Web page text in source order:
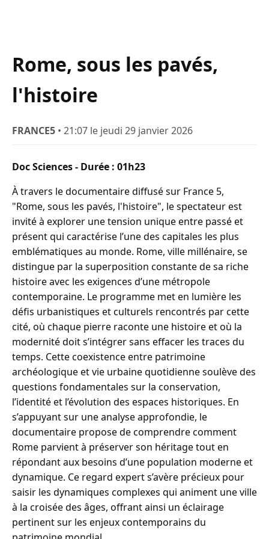
Rome, sous les pavés,
l'histoire
FRANCE5 • 21:07 le jeudi 29 janvier 2026
Doc Sciences - Durée : 01h23
À travers le documentaire diffusé sur France 5,
"Rome, sous les pavés, l'histoire", le spectateur est
invité à explorer une tension unique entre passé et
présent qui caractérise l’une des capitales les plus
emblématiques au monde. Rome, ville millénaire, se
distingue par la superposition constante de sa riche
histoire avec les exigences d’une métropole
contemporaine. Le programme met en lumière les
défis urbanistiques et culturels rencontrés par cette
cité, où chaque pierre raconte une histoire et où la
modernité doit s’intégrer sans effacer les traces du
temps. Cette coexistence entre patrimoine
archéologique et vie urbaine quotidienne soulève des
questions fondamentales sur la conservation,
l’identité et l’évolution des espaces historiques. En
s’appuyant sur une analyse approfondie, le
documentaire propose de comprendre comment
Rome parvient à préserver son héritage tout en
répondant aux besoins d’une population moderne et
dynamique. Ce regard expert s’avère précieux pour
saisir les dynamiques complexes qui animent une ville
à la croisée des âges, offrant ainsi un éclairage
pertinent sur les enjeux contemporains du